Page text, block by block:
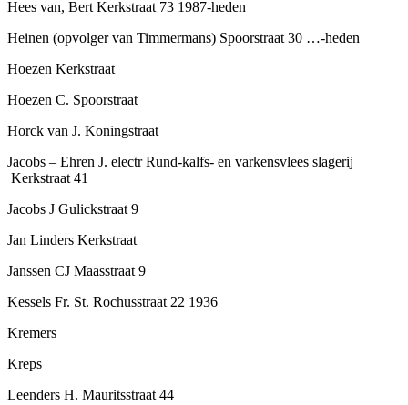
Hees van, Bert Kerkstraat 73 1987-heden
Heinen (opvolger van Timmermans) Spoorstraat 30 …-heden
Hoezen Kerkstraat
Hoezen C. Spoorstraat
Horck van J. Koningstraat
Jacobs – Ehren J. electr Rund-kalfs- en varkensvlees slagerij
Kerkstraat 41
Jacobs J Gulickstraat 9
Jan Linders Kerkstraat
Janssen CJ Maasstraat 9
Kessels Fr. St. Rochusstraat 22 1936
Kremers
Kreps
Leenders H. Mauritsstraat 44